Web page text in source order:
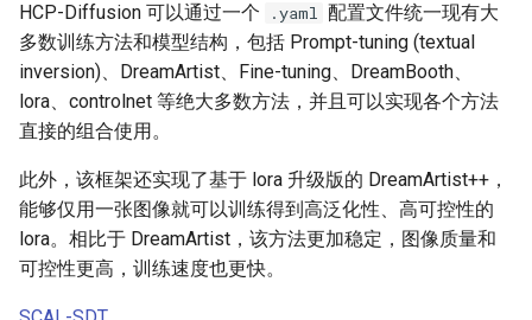
HCP-Diffusion 可以通过一个 .yaml 配置文件统一现有大
多数训练方法和模型结构，包括 Prompt-tuning (textual
inversion)、DreamArtist、Fine-tuning、DreamBooth、
lora、controlnet 等绝大多数方法，并且可以实现各个方法
直接的组合使用。
此外，该框架还实现了基于 lora 升级版的 DreamArtist++，
能够仅用一张图像就可以训练得到高泛化性、高可控性的
lora。相比于 DreamArtist，该方法更加稳定，图像质量和
可控性更高，训练速度也更快。